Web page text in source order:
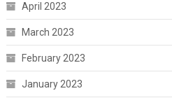
April 2023
March 2023
February 2023
January 2023